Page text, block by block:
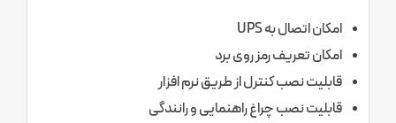
امکان اتصال به UPS
امکان تعریف رمز روی برد
قابلیت نصب کنترل از طریق نرم افزار
قابلیت نصب چراغ راهنمایی و رانندگی